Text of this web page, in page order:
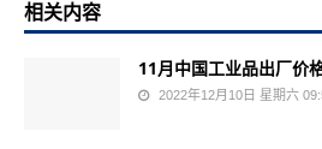
相关内容
11月中国工业品出厂价
2022年12月10日 星期六